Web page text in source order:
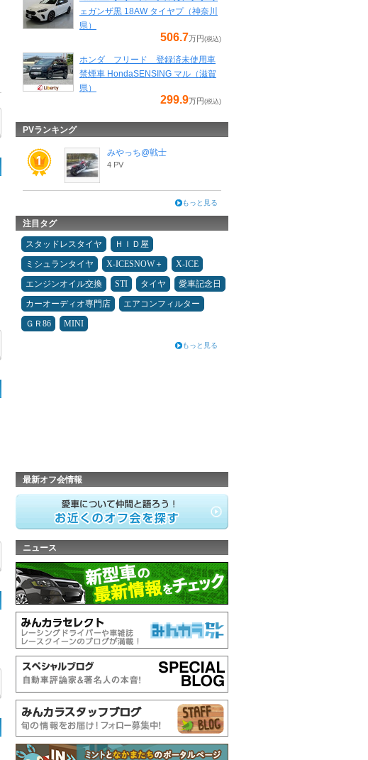
ェガンザ黒 18AW タイヤプ（神奈川
県）
506.7万円 (税込)
ホンダ フリード 登録済未使用車
禁煙車 HondaSENSING マル（滋賀
県）
299.9万円 (税込)
PVランキング
みやっち@戦士
4 PV
もっと見る
注目タグ
スタッドレスタイヤ
ＨＩＤ屋
ミシュランタイヤ
X-ICESNOW＋
X-ICE
エンジンオイル交換
STI タイヤ
愛車記念日
カーオーディオ専門店
エアコンフィルター
ＧＲ86
MINI
もっと見る
最新オフ会情報
ニュース